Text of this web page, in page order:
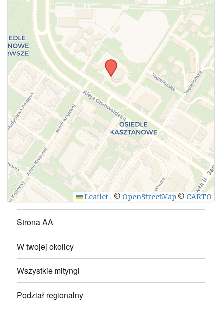
WYŚLIJ
Leaflet © OpenStreetMap © CARTO
Strona AA
W twojej okolicy
Wszystkie mityngi
Podział regionalny